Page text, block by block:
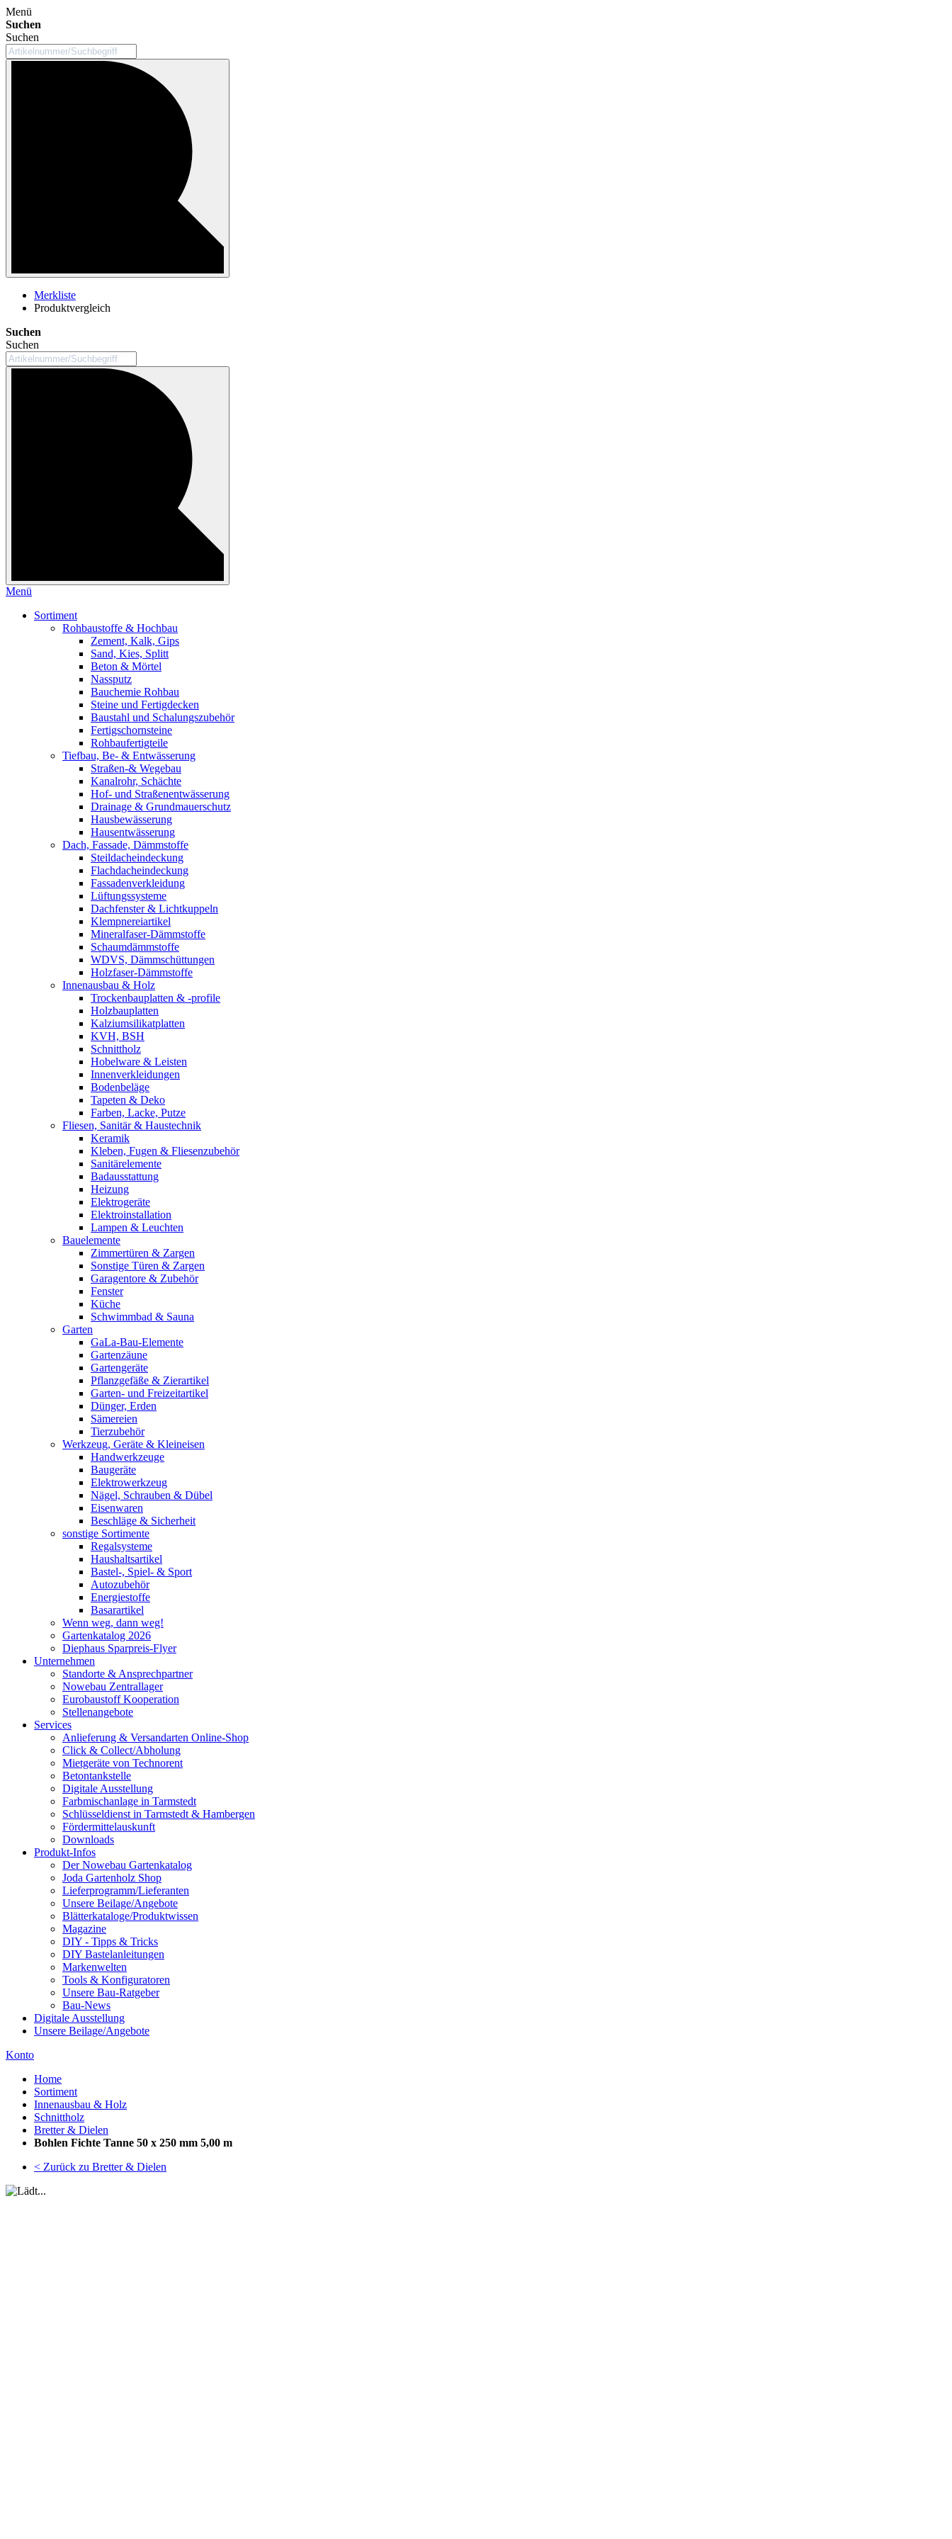
Menü
Suchen
Suchen
Merkliste
Produktvergleich
Suchen
Suchen
Menü
Sortiment
Rohbaustoffe & Hochbau
Zement, Kalk, Gips
Sand, Kies, Splitt
Beton & Mörtel
Nassputz
Bauchemie Rohbau
Steine und Fertigdecken
Baustahl und Schalungszubehör
Fertigschornsteine
Rohbaufertigteile
Tiefbau, Be- & Entwässerung
Straßen-& Wegebau
Kanalrohr, Schächte
Hof- und Straßenentwässerung
Drainage & Grundmauerschutz
Hausbewässerung
Hausentwässerung
Dach, Fassade, Dämmstoffe
Steildacheindeckung
Flachdacheindeckung
Fassadenverkleidung
Lüftungssysteme
Dachfenster & Lichtkuppeln
Klempnereiartikel
Mineralfaser-Dämmstoffe
Schaumdämmstoffe
WDVS, Dämmschüttungen
Holzfaser-Dämmstoffe
Innenausbau & Holz
Trockenbauplatten & -profile
Holzbauplatten
Kalziumsilikatplatten
KVH, BSH
Schnittholz
Hobelware & Leisten
Innenverkleidungen
Bodenbeläge
Tapeten & Deko
Farben, Lacke, Putze
Fliesen, Sanitär & Haustechnik
Keramik
Kleben, Fugen & Fliesenzubehör
Sanitärelemente
Badausstattung
Heizung
Elektrogeräte
Elektroinstallation
Lampen & Leuchten
Bauelemente
Zimmertüren & Zargen
Sonstige Türen & Zargen
Garagentore & Zubehör
Fenster
Küche
Schwimmbad & Sauna
Garten
GaLa-Bau-Elemente
Gartenzäune
Gartengeräte
Pflanzgefäße & Zierartikel
Garten- und Freizeitartikel
Dünger, Erden
Sämereien
Tierzubehör
Werkzeug, Geräte & Kleineisen
Handwerkzeuge
Baugeräte
Elektrowerkzeug
Nägel, Schrauben & Dübel
Eisenwaren
Beschläge & Sicherheit
sonstige Sortimente
Regalsysteme
Haushaltsartikel
Bastel-, Spiel- & Sport
Autozubehör
Energiestoffe
Basarartikel
Wenn weg, dann weg!
Gartenkatalog 2026
Diephaus Sparpreis-Flyer
Unternehmen
Standorte & Ansprechpartner
Nowebau Zentrallager
Eurobaustoff Kooperation
Stellenangebote
Services
Anlieferung & Versandarten Online-Shop
Click & Collect/Abholung
Mietgeräte von Technorent
Betontankstelle
Digitale Ausstellung
Farbmischanlage in Tarmstedt
Schlüsseldienst in Tarmstedt & Hambergen
Fördermittelauskunft
Downloads
Produkt-Infos
Der Nowebau Gartenkatalog
Joda Gartenholz Shop
Lieferprogramm/Lieferanten
Unsere Beilage/Angebote
Blätterkataloge/Produktwissen
Magazine
DIY - Tipps & Tricks
DIY Bastelanleitungen
Markenwelten
Tools & Konfiguratoren
Unsere Bau-Ratgeber
Bau-News
Digitale Ausstellung
Unsere Beilage/Angebote
Konto
Home
Sortiment
Innenausbau & Holz
Schnittholz
Bretter & Dielen
Bohlen Fichte Tanne 50 x 250 mm 5,00 m
< Zurück zu Bretter & Dielen